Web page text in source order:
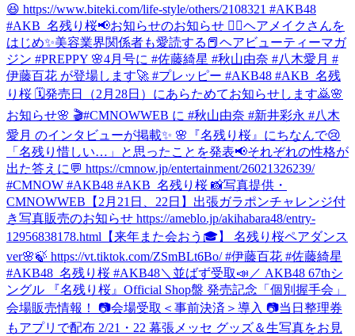
😆 https://www.biteki.com/life-style/others/2108321 #AKB48
#AKB_名残り桜📢お知らせのお知らせ 💆‍♀️ヘアメイクさんを
はじめ✨美容業界関係者も愛読する📕ヘアビューティーマガ
ジン #PREPPY 🌸4月号に #佐藤綺星 #秋山由奈 #八木愛月 #
伊藤百花 が登場します🚀 #プレッピー #AKB48 #AKB_名残
り桜 🗓発売日（2月28日）にあらためてお知らせします🙇🌸
お知らせ🌸 🎬#CMNOWWEB に #秋山由奈 #新井彩永 #八木
愛月 のインタビューが掲載✨ 🌸『名残り桜』にちなんで😢
「名残り惜しい…」と思ったことを発表📢それぞれの性格が
出た答えに💬 https://cmnow.jp/entertainment/26021326239/
#CMNOW #AKB48 #AKB_名残り桜 📸写真提供・
CMNOWWEB 【2月21日、22日】出張ガラポンチャレンジ付
き写真販売のお知らせ https://ameblo.jp/akihabara48/entry-
12956838178.html 【来年また会おう🎓】 名残り桜ペアダンス
ver🌸🍃 https://vt.tiktok.com/ZSmBLt6Bo/ #伊藤百花 #佐藤綺星
#AKB48_名残り桜 #AKB48＼並ばず受取📣／ AKB48 67thシ
ングル 『名残り桜』Official Shop盤 発売記念「個別握手会」
会場販売情報！ 📷会場受取＜事前決済＞導入 📷当日整理券
もアプリで配布 2/21・22 幕張メッセ グッズ＆生写真をお見